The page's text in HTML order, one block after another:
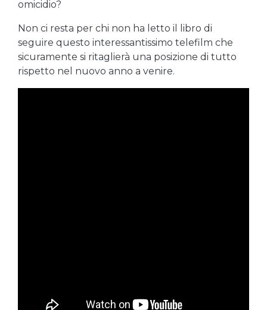
omicidio?
Non ci resta per chi non ha letto il libro di
seguire questo interessantissimo telefilm che
sicuramente si ritaglierà una posizione di tutto
rispetto nel nuovo anno a venire.